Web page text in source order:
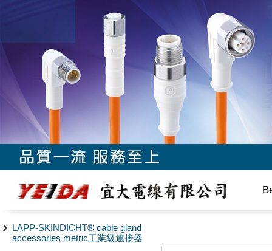
LAPP-SKINDICHT® cable gland
accessories metric工業級連接器